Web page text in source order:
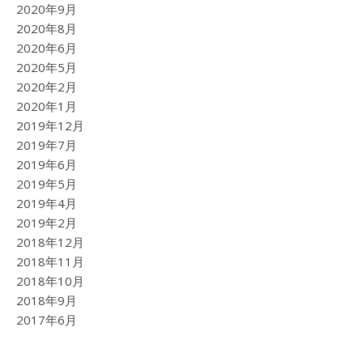
2020年9月
2020年8月
2020年6月
2020年5月
2020年2月
2020年1月
2019年12月
2019年7月
2019年6月
2019年5月
2019年4月
2019年2月
2018年12月
2018年11月
2018年10月
2018年9月
2017年6月